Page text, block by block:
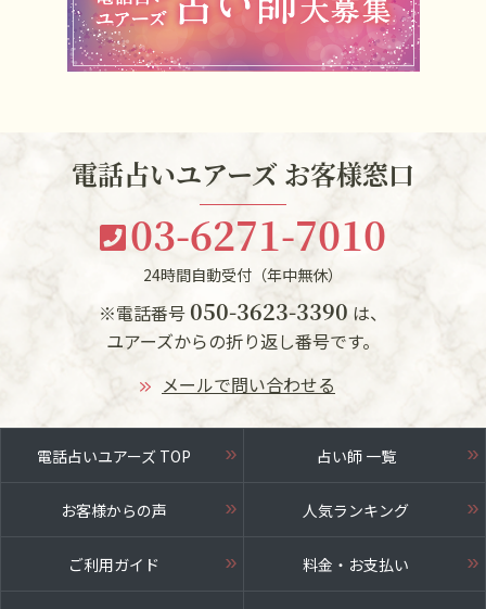
電話占いユアーズ お客様窓口
03-6271-7010
24時間自動受付（年中無休）
※電話番号 050-3623-3390 は、
ユアーズからの折り返し番号です。
メールで問い合わせる
電話占いユアーズ TOP 占い師 一覧
お客様からの声 人気ランキング
ご利用ガイド 料金・お支払い